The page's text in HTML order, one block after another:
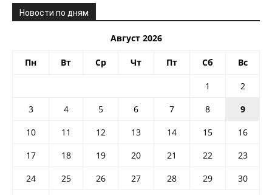
Новости по дням
Август 2026
Пн Вт Ср Чт Пт Сб Вс
1
2
3
4 5 6 7 8
9
10
11 12 13 14 15
16
17
18 19 20 21 22
23
24
25 26 27 28 29
30